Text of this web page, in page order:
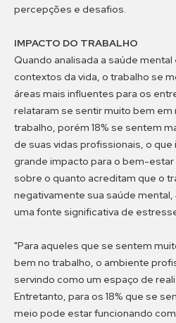
percepções e desafios.
IMPACTO DO TRABALHO
Quando analisada a saúde
contextos da vida, o trabalho se
áreas mais influentes para os
relataram se sentir muito bem em
trabalho, porém 18% se sentem
de suas vidas profissionais, o que
grande impacto para o bem-
sobre o quanto acreditam que o
negativamente sua saúde
uma fonte significativa de
"Para aqueles que se sentem
bem no trabalho, o ambiente
servindo como um espaço de
Entretanto, para os 18% que se
meio pode estar funcionando